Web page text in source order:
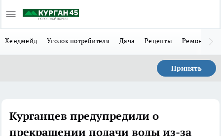
Хендмейд Уголок потребителя Дача Рецепты Ремонт
Принять
Курганцев предупредили о
прекращении подачи воды из-за